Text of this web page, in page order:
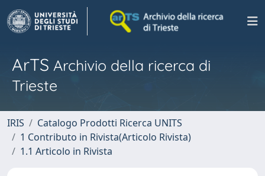
ArTS Archivio della ricerca di
Trieste
IRIS
Catalogo Prodotti Ricerca UNITS
1 Contributo in Rivista(Articolo Rivista)
1.1 Articolo in Rivista